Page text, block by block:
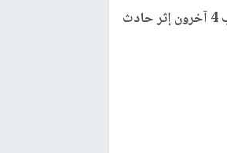
وقال المتحدث باسم الشرطة العقيد لؤي ارزيقات إن طالبة (12 عاما) لقيت مصرعها، وأصيب 4 آخرون إثر حادث